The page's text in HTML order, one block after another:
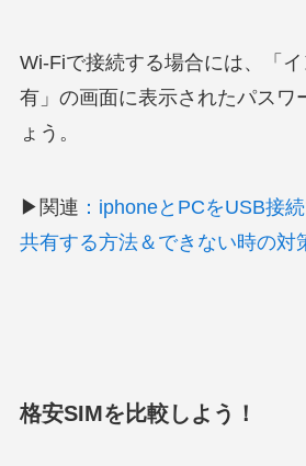
Wi-Fiで接続する場合には、「
有」の画面に表示されたパスワ
ょう。
▶関連 ：iphoneとPCをUSB接
共有する方法＆できない時の対
格安SIMを比較しよう！